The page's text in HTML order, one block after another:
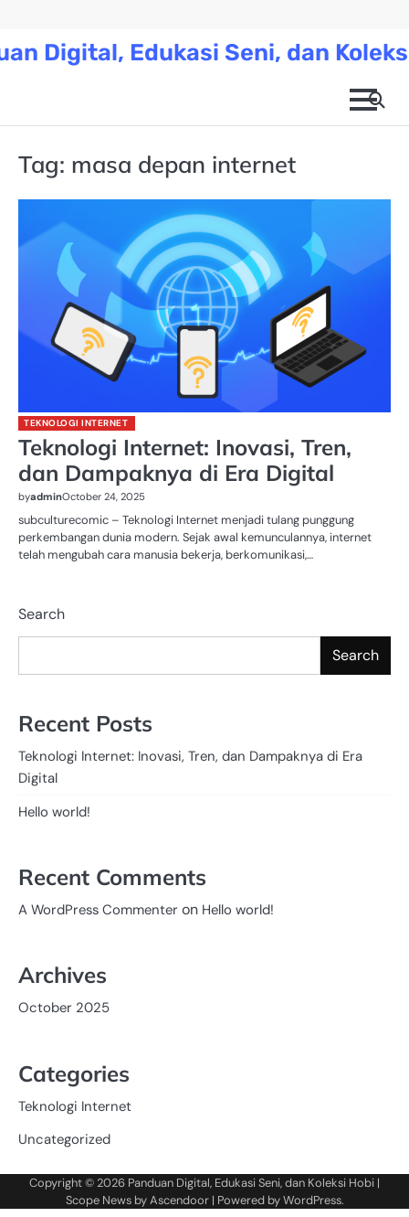
contentDigital, Edukasi Seni, dan
Tag: masa depan internet
TEKNOLOGI INTERNET
Teknologi Internet: Inovasi, Tren,
dan Dampaknya di Era Digital
byadminOctober 24, 2025
subculturecomic – Teknologi Internet menjadi tulang punggung
perkembangan dunia modern. Sejak awal kemunculannya, internet
telah mengubah cara manusia bekerja, berkomunikasi,…
Search
Search
Recent Posts
Teknologi Internet: Inovasi, Tren, dan Dampaknya di Era
Digital
Hello world!
Recent Comments
A WordPress Commenter on Hello world!
Archives
October 2025
Categories
Teknologi Internet
Uncategorized
Copyright © 2026 Panduan Digital, Edukasi Seni, dan Koleksi Hobi |
Scope News byAscendoor| Powered byWordPress.